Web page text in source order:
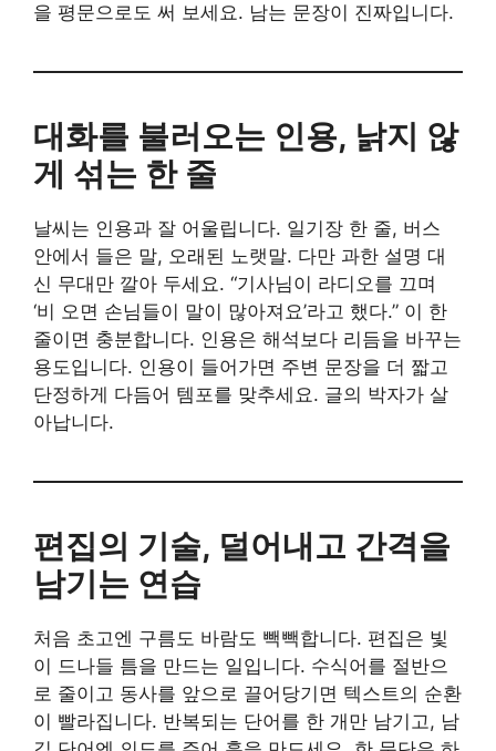
을 평문으로도 써 보세요. 남는 문장이 진짜입니다.
대화를 불러오는 인용, 낡지 않
게 섞는 한 줄
날씨는 인용과 잘 어울립니다. 일기장 한 줄, 버스
안에서 들은 말, 오래된 노랫말. 다만 과한 설명 대
신 무대만 깔아 두세요. “기사님이 라디오를 끄며
‘비 오면 손님들이 말이 많아져요’라고 했다.” 이 한
줄이면 충분합니다. 인용은 해석보다 리듬을 바꾸는
용도입니다. 인용이 들어가면 주변 문장을 더 짧고
단정하게 다듬어 템포를 맞추세요. 글의 박자가 살
아납니다.
편집의 기술, 덜어내고 간격을
남기는 연습
처음 초고엔 구름도 바람도 빽빽합니다. 편집은 빛
이 드나들 틈을 만드는 일입니다. 수식어를 절반으
로 줄이고 동사를 앞으로 끌어당기면 텍스트의 순환
이 빨라집니다. 반복되는 단어를 한 개만 남기고, 남